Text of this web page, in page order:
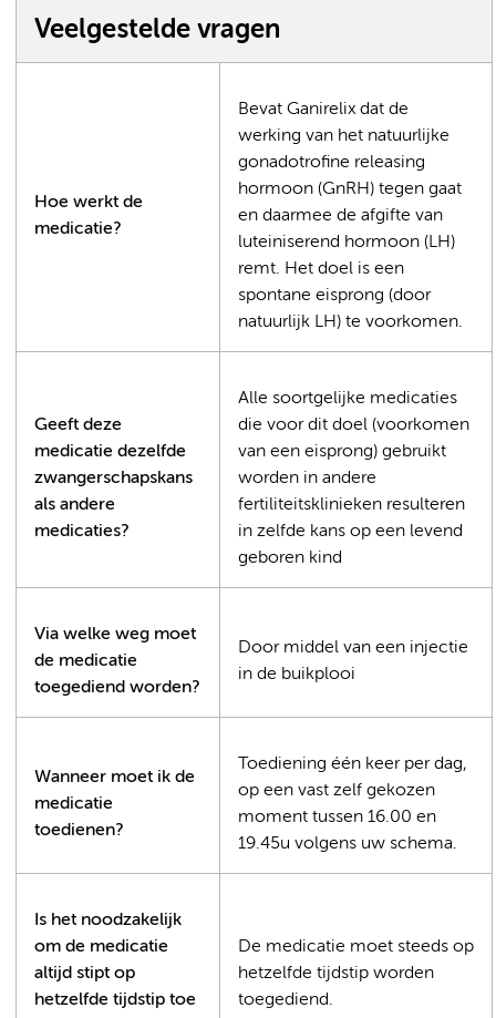
Veelgestelde vragen
Hoe werkt de
medicatie?
Bevat Ganirelix dat de
werking van het natuurlijke
gonadotrofine releasing
hormoon (GnRH) tegen gaat
en daarmee de afgifte van
luteiniserend hormoon (LH)
remt. Het doel is een
spontane eisprong (door
natuurlijk LH) te voorkomen.
Geeft deze
medicatie dezelfde
zwangerschapskans
als andere
medicaties?
Alle soortgelijke medicaties
die voor dit doel (voorkomen
van een eisprong) gebruikt
worden in andere
fertiliteitsklinieken resulteren
in zelfde kans op een levend
geboren kind
Via welke weg moet
de medicatie
toegediend worden?
Door middel van een injectie
in de buikplooi
Wanneer moet ik de
medicatie
toedienen?
Toediening één keer per dag,
op een vast zelf gekozen
moment tussen 16.00 en
19.45u volgens uw schema.
Is het noodzakelijk
om de medicatie
altijd stipt op
hetzelfde tijdstip toe
De medicatie moet steeds op
hetzelfde tijdstip worden
toegediend.